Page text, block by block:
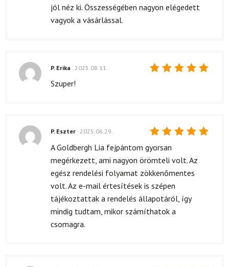
jól néz ki. Összességében nagyon elégedett
vagyok a vásárlással.
P. Erika 2025.08.11.
Szuper!
Értékelés:
5
P. Eszter 2025.06.29.
A Goldbergh Lia fejpántom gyorsan
megérkezett, ami nagyon örömteli volt. Az
egész rendelési folyamat zökkenőmentes
volt. Az e-mail értesítések is szépen
tájékoztattak a rendelés állapotáról, így
mindig tudtam, mikor számíthatok a
csomagra.